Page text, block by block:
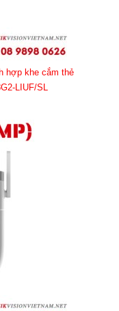
hợp khe cắm thẻ
LIUF/SL